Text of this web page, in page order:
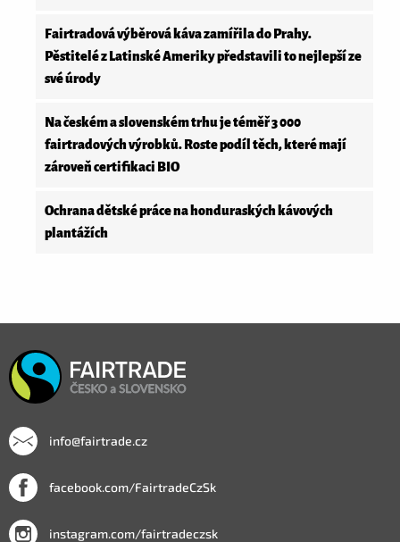
Fairtradová výběrová káva zamířila do Prahy.
Pěstitelé z Latinské Ameriky představili to nejlepší ze
své úrody
Na českém a slovenském trhu je téměř 3 000
fairtradových výrobků. Roste podíl těch, které mají
zároveň certifikaci BIO
Ochrana dětské práce na honduraských kávových
plantážích
info@fairtrade.cz
facebook.com/FairtradeCzSk
instagram.com/fairtradeczsk